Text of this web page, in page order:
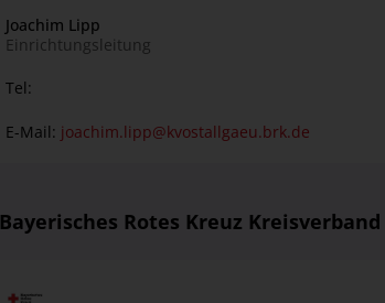
Joachim Lipp
Einrichtungsleitung
Tel:
E-Mail: joachim.lipp@kvostallgaeu.brk.de
Bayerisches Rotes Kreuz